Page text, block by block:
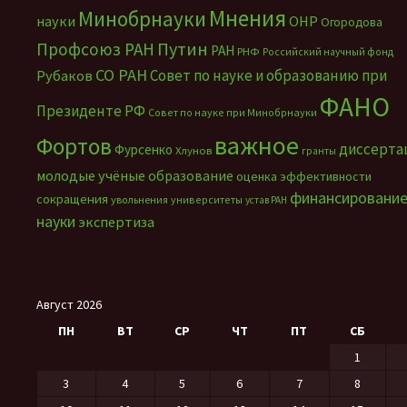
науки Минобрнауки Мнения ОНР Огородова
Профсоюз РАН Путин РАН РНФ Российский научный фонд
Рубаков СО РАНСовет по науке и образованию при
Президенте РФ Совет по науке при Минобрнауки ФАНО
Фортов Фурсенко Хлунов важное гранты
молодые учёные образование оценка эффективности
сокращения увольнения университеты устав РАН финансирование
науки экспертиза
Август 2026
ПН
ВТ СР ЧТ ПТ СБ
1
3
4 5 6 7
8